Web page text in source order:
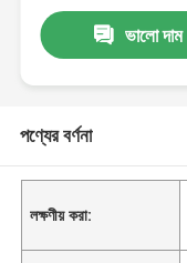
ভালো দাম
পণ্যের বর্ণনা
লক্ষণীয় করা: